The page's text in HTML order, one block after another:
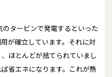
タービンで発電するといった
が確立しています。それに対
ほとんどが捨てられていまし
省エネになります。これが熱